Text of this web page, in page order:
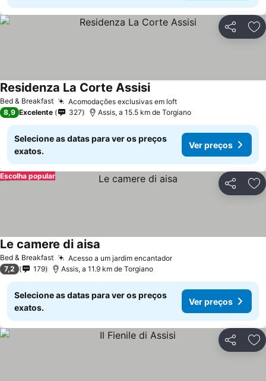
Partilhar
Bed & Breakfast Acomodações exclusivas em loft
Residenza La Corte Assisi
8,9 Excelente 327 Assis, a 15.5 km de Torgiano
Selecione as datas para ver os preços
exatos.
Ver preços
Partilhar
Escolha popular
Bed & Breakfast Acesso a um jardim encantador
Le camere di aisa
7,2 179 Assis, a 11.9 km de Torgiano
Selecione as datas para ver os preços
exatos.
Ver preços
Partilhar